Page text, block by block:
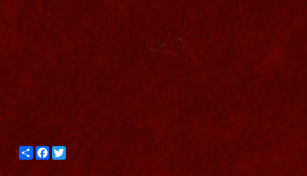
S
h
F
a
T
w